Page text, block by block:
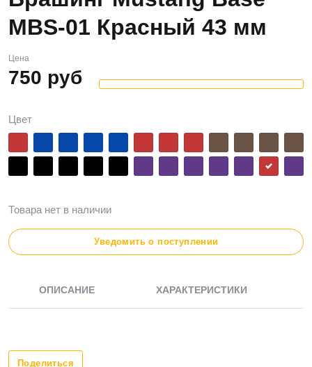
MBS-01 Красный 43 мм
Цена
750 руб
Цвет
Товара нет в наличии
Уведомить о поступлении
ОПИСАНИЕ ХАРАКТЕРИСТИКИ
Поделиться